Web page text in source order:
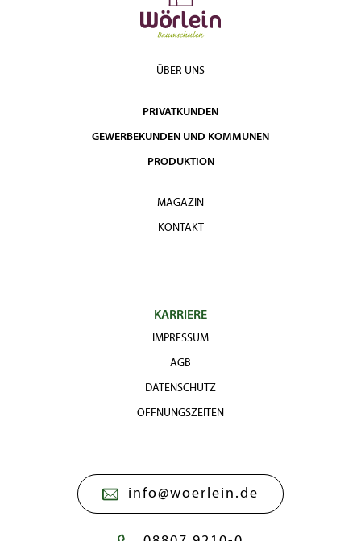
ÜBER UNS
PRIVATKUNDEN
GEWERBEKUNDEN UND KOMMUNEN
PRODUKTION
MAGAZIN
KONTAKT
KARRIERE
IMPRESSUM
AGB
DATENSCHUTZ
ÖFFNUNGSZEITEN
info@woerlein.de